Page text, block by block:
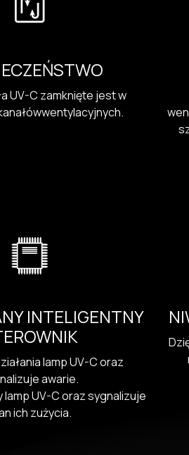
UV-C zamknięte jest w
INTELIGENTNY
lamp UV-C oraz
awarie.
lamp UV-C oraz sygnalizuje
ich zużycia.